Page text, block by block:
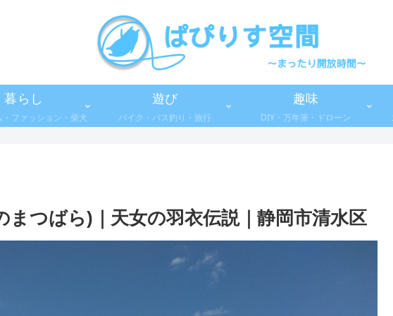
暮らし
・ファッション・柴犬
遊び
バイク・バス釣り・旅行
趣味
DIY・万年筆・ドローン
まつばら)｜天女の羽衣伝説｜静岡市清水区